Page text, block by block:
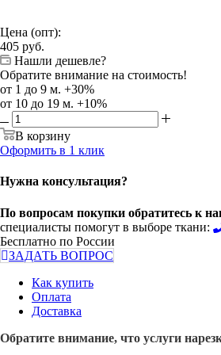
Цена (опт):
405 руб.
Нашли дешевле?
Обратите внимание на стоимость!
от 1 до 9 м. +30%
от 10 до 19 м. +10%
В корзину
Оформить в 1 клик
Нужна консультация?
По вопросам покупки обратитесь к
специалисты помогут в выборе ткани:
Бесплатно по России
ЗАДАТЬ ВОПРОС
Как купить
Оплата
Доставка
Обратите внимание, что услуги